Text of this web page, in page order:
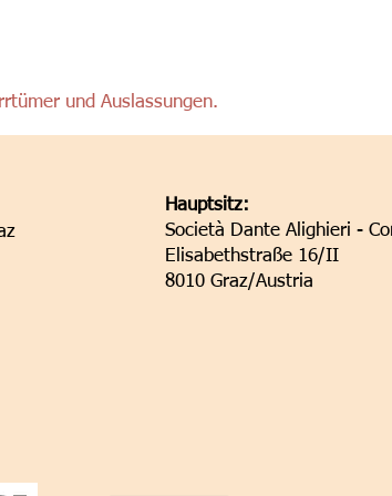
und Auslassungen.
Hauptsitz:
Società Dante Alighieri -
Elisabethstraße 16/II
8010 Graz/Austria